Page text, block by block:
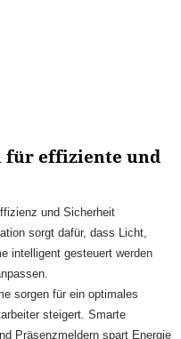
effiziente und
und Sicherheit
sorgt dafür, dass Licht,
intelligent gesteuert werden
sorgen für ein optimales
steigert. Smarte
Präsenzmeldern spart Energie